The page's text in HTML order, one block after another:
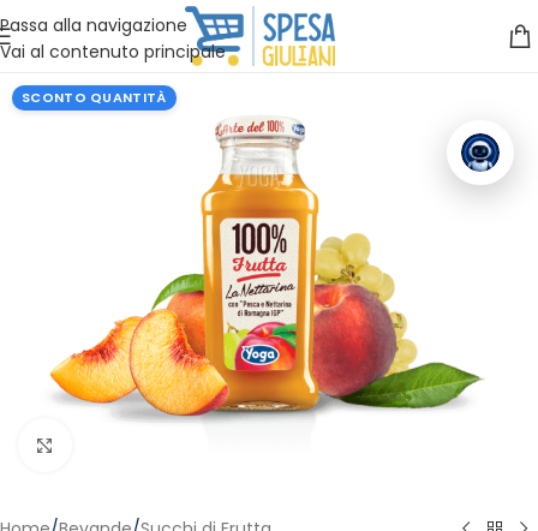
Passa alla navigazione
Vai al contenuto principale
Vuoi assistenza?Clicca qui e ti richiamiamo noi
SCONTO QUANTITÀ